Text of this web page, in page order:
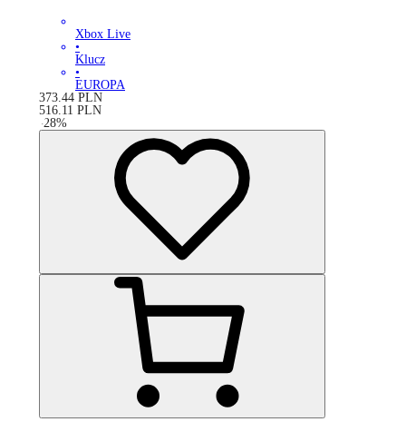
Xbox Live
•
Klucz
•
EUROPA
373.44 PLN
516.11 PLN
-28%